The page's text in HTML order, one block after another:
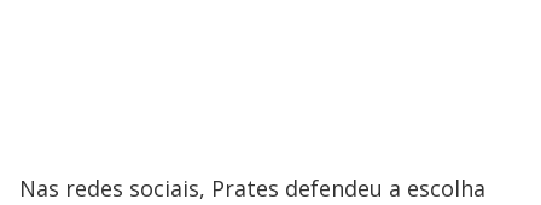
Nas redes sociais, Prates defendeu a escolha